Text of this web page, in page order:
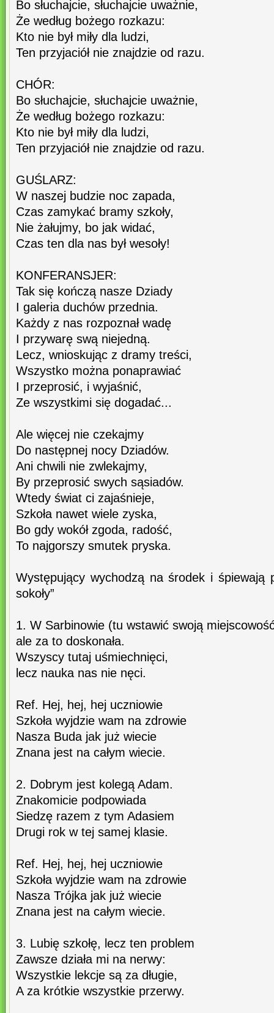
Bo słuchajcie, słuchajcie uważnie,
Że według bożego rozkazu:
Kto nie był miły dla ludzi,
Ten przyjaciół nie znajdzie od razu.
CHÓR:
Bo słuchajcie, słuchajcie uważnie,
Że według bożego rozkazu:
Kto nie był miły dla ludzi,
Ten przyjaciół nie znajdzie od razu.
GUŚLARZ:
W naszej budzie noc zapada,
Czas zamykać bramy szkoły,
Nie żałujmy, bo jak widać,
Czas ten dla nas był wesoły!
KONFERANSJER:
Tak się kończą nasze Dziady
I galeria duchów przednia.
Każdy z nas rozpoznał wadę
I przywarę swą niejedną.
Lecz, wnioskując z dramy treści,
Wszystko można ponaprawiać
I przeprosić, i wyjaśnić,
Ze wszystkimi się dogadać...
Ale więcej nie czekajmy
Do następnej nocy Dziadów.
Ani chwili nie zwlekajmy,
By przeprosić swych sąsiadów.
Wtedy świat ci zajaśnieje,
Szkoła nawet wiele zyska,
Bo gdy wokół zgoda, radość,
To najgorszy smutek pryska.
Występujący wychodzą na środek i śpiewają
sokoły”
1. W Sarbinowie (tu wstawić swoją
ale za to doskonała.
Wszyscy tutaj uśmiechnięci,
lecz nauka nas nie nęci.
Ref. Hej, hej, hej uczniowie
Szkoła wyjdzie wam na zdrowie
Nasza Buda jak już wiecie
Znana jest na całym wiecie.
2. Dobrym jest kolegą Adam.
Znakomicie podpowiada
Siedzę razem z tym Adasiem
Drugi rok w tej samej klasie.
Ref. Hej, hej, hej uczniowie
Szkoła wyjdzie wam na zdrowie
Nasza Trójka jak już wiecie
Znana jest na całym wiecie.
3. Lubię szkołę, lecz ten problem
Zawsze działa mi na nerwy:
Wszystkie lekcje są za długie,
A za krótkie wszystkie przerwy.